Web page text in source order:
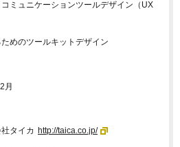
ミュニケーションツールデザイン（UX
めのツールキットデザイン
月
タイカ http://taica.co.jp/